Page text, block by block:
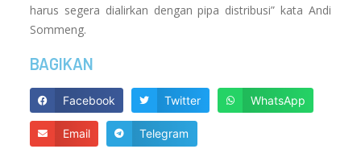
harus segera dialirkan dengan pipa distribusi” kata Andi
Sommeng.
BAGIKAN
Facebook Twitter WhatsApp
Email Telegram